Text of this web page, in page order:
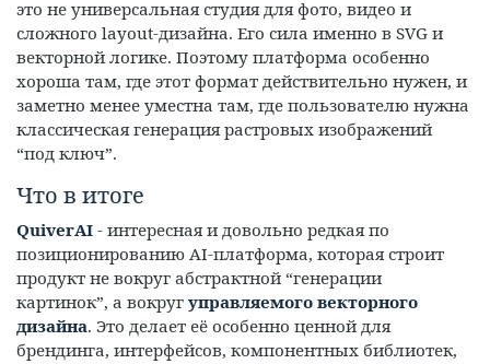
это не универсальная студия для фото, видео и
сложного layout-дизайна. Его сила именно в SVG и
векторной логике. Поэтому платформа особенно
хороша там, где этот формат действительно нужен, и
заметно менее уместна там, где пользователю нужна
классическая генерация растровых изображений
“под ключ”.
Что в итоге
QuiverAI - интересная и довольно редкая по
позиционированию AI-платформа, которая строит
продукт не вокруг абстрактной “генерации
картинок”, а вокруг управляемого векторного
дизайна. Это делает её особенно ценной для
брендинга, интерфейсов, компонентных библиотек,